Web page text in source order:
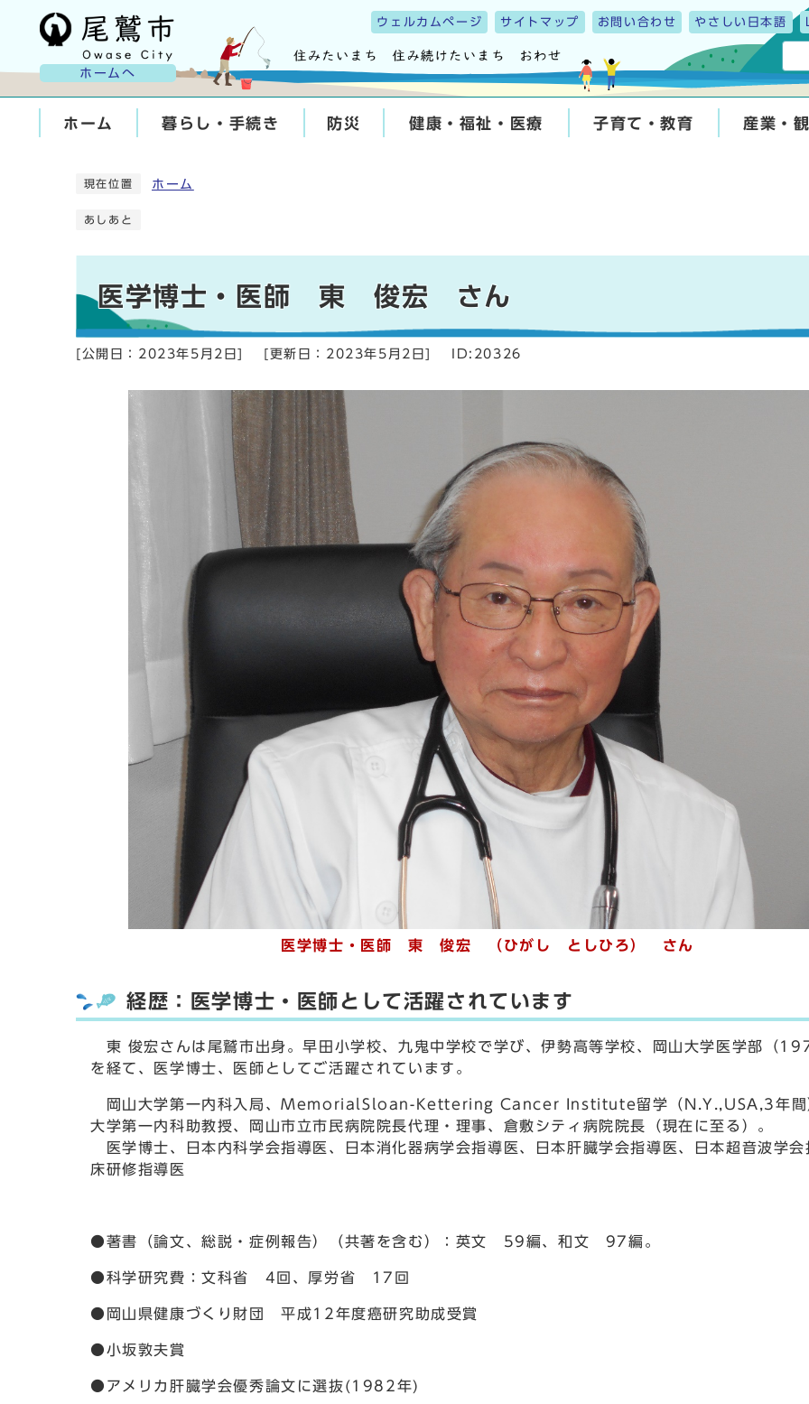
ホームへ
ウェルカムページ サイトマップ お問い合わせ やさしい日本語
ホーム 暮らし・手続き 防災 健康・福祉・医療 子育て・教育 産業・
現在位置 ホーム
あしあと
医学博士・医師 東 俊宏 さん
[公開日： 2023年5月2日 [更新日： 2023年5月2日 ID:20326
医学博士・医師 東 俊宏 （ひがし としひろ） さん
経歴：医学博士・医師として活躍されています
東 俊宏さんは尾鷲市出身。早田小学校、九鬼中学校で学び、伊勢高等学校、岡山大学医学部（
を経て、医学博士、医師としてご活躍されています。
岡山大学第一内科入局、MemorialSloan-Kettering Cancer Institute留学（N.Y.,USA,3年間
大学第一内科助教授、岡山市立市民病院院長代理・理事、倉敷シティ病院院長（現在に至る）。
医学博士、日本内科学会指導医、日本消化器病学会指導医、日本肝臓学会指導医、日本超音波学会
床研修指導医
●著書（論文、総説・症例報告）（共著を含む）：英文 59編、和文 97編。
●科学研究費：文科省 4回、厚労省 17回
●岡山県健康づくり財団 平成12年度癌研究助成受賞
●小坂敦夫賞
●アメリカ肝臓学会優秀論文に選抜(1982年)